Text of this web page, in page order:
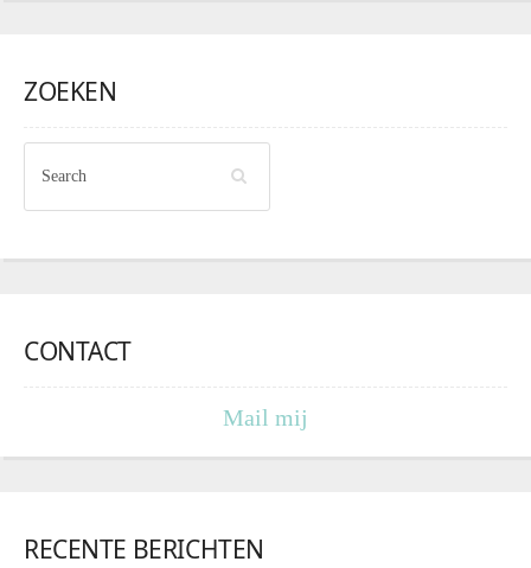
ZOEKEN
CONTACT
Mail mij
RECENTE BERICHTEN